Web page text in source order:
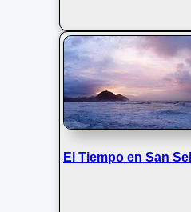
El Tiempo en San